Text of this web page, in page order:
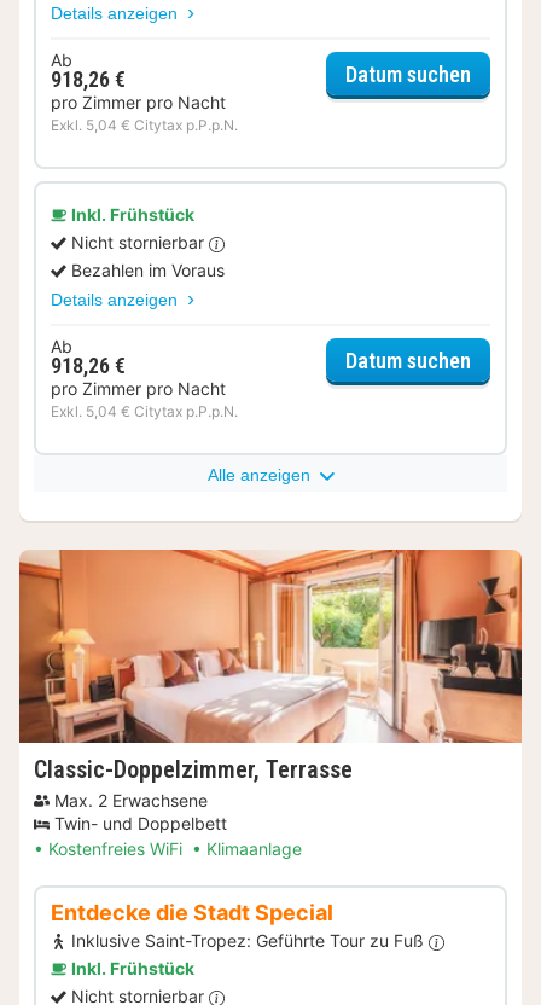
Details anzeigen
Ab
918,26 €
pro Zimmer pro Nacht
Exkl. 5,04 € Citytax p.P.p.N.
Datum suchen
Inkl. Frühstück
Nicht stornierbar
Bezahlen im Voraus
Details anzeigen
Ab
918,26 €
pro Zimmer pro Nacht
Exkl. 5,04 € Citytax p.P.p.N.
Datum suchen
Alle anzeigen
Classic-Doppelzimmer, Terrasse
Max. 2 Erwachsene
Twin- und Doppelbett
Kostenfreies WiFi
Klimaanlage
Entdecke die Stadt Special
Inklusive Saint-Tropez: Geführte Tour zu Fuß
Inkl. Frühstück
Nicht stornierbar